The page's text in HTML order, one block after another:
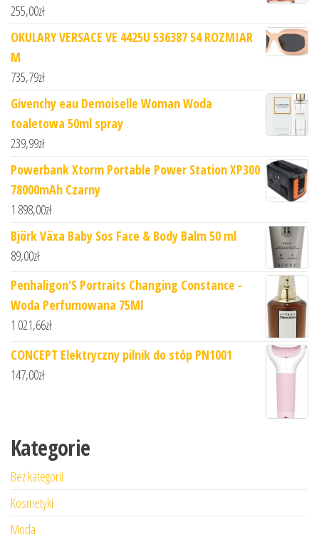
255,00zł
OKULARY VERSACE VE 4425U 536387 54 ROZMIAR
M
735,79zł
Givenchy eau Demoiselle Woman Woda
toaletowa 50ml spray
239,99zł
Powerbank Xtorm Portable Power Station XP300
78000mAh Czarny
1 898,00zł
Björk Växa Baby Sos Face & Body Balm 50 ml
89,00zł
Penhaligon'S Portraits Changing Constance -
Woda Perfumowana 75Ml
1 021,66zł
CONCEPT Elektryczny pilnik do stóp PN1001
147,00zł
Kategorie
Bez kategorii
Kosmetyki
Moda